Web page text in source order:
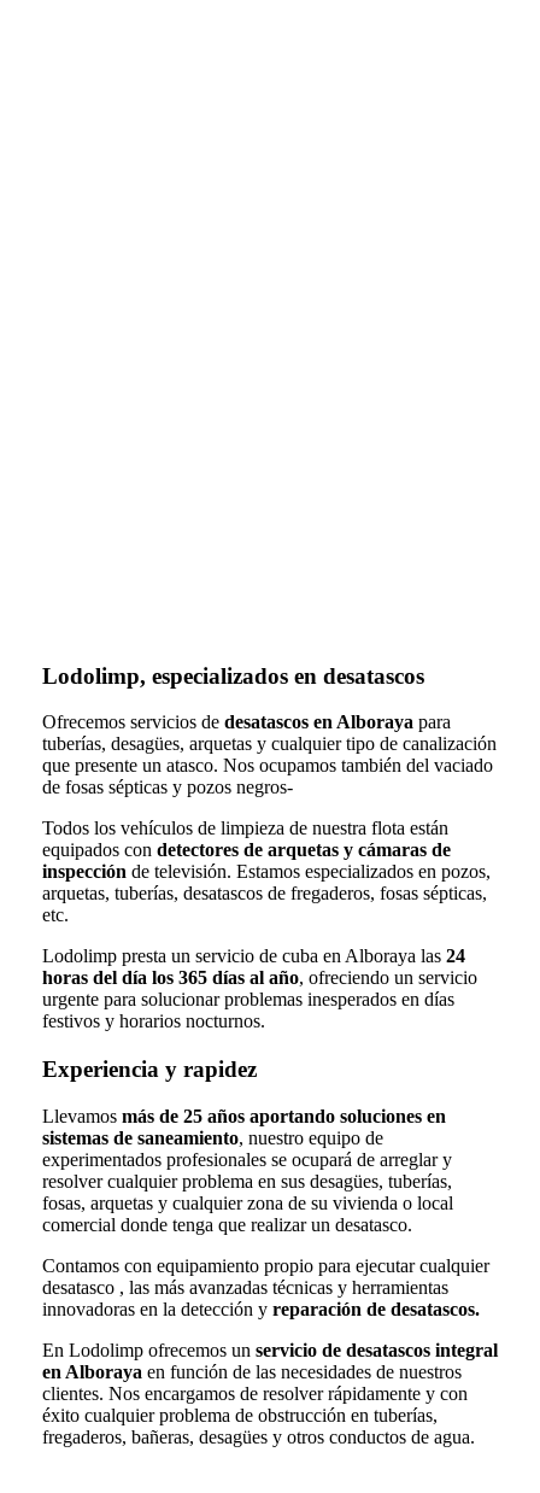
Lodolimp, especializados en desatascos
Ofrecemos servicios de desatascos en Alboraya para
tuberías, desagües, arquetas y cualquier tipo de canalización
que presente un atasco. Nos ocupamos también del vaciado
de fosas sépticas y pozos negros-
Todos los vehículos de limpieza de nuestra flota están
equipados con detectores de arquetas y cámaras de
inspección de televisión. Estamos especializados en pozos,
arquetas, tuberías, desatascos de fregaderos, fosas sépticas,
etc.
Lodolimp presta un servicio de cuba en Alboraya las24
horas del día los 365 días al año, ofreciendo un servicio
urgente para solucionar problemas inesperados en días
festivos y horarios nocturnos.
Experiencia y rapidez
Llevamos más de 25 años aportando soluciones en
sistemas de saneamiento, nuestro equipo de
experimentados profesionales se ocupará de arreglar y
resolver cualquier problema en sus desagües, tuberías,
fosas, arquetas y cualquier zona de su vivienda o local
comercial donde tenga que realizar un desatasco.
Contamos con equipamiento propio para ejecutar cualquier
desatasco , las más avanzadas técnicas y herramientas
innovadoras en la detección y reparación de desatascos.
En Lodolimp ofrecemos un servicio de desatascos integral
en Alboraya en función de las necesidades de nuestros
clientes. Nos encargamos de resolver rápidamente y con
éxito cualquier problema de obstrucción en tuberías,
fregaderos, bañeras, desagües y otros conductos de agua.